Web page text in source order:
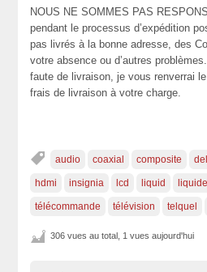
NOUS NE SOMMES PAS
pendant le processus d’expédition
pas livrés à la bonne adresse, des
votre absence ou d’autres
faute de livraison, je vous renverrai
frais de livraison à votre charge.
audio coaxial composite del
hdmi insignia lcd liquid liquide
télécommande télévision telquel
306 vues au total, 1 vues aujourd'hui